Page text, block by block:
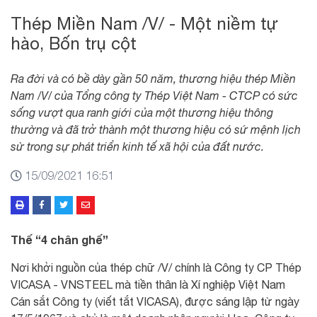
Thép Miền Nam /V/ - Một niềm tự
hào, Bốn trụ cột
Ra đời và có bề dày gần 50 năm, thương hiệu thép Miền
Nam /V/ của Tổng công ty Thép Việt Nam - CTCP có sức
sống vượt qua ranh giới của một thương hiệu thông
thường và đã trở thành một thương hiệu có sứ mệnh lịch
sử trong sự phát triển kinh tế xã hội của đất nước.
15/09/2021 16:51
Thế “4 chân ghế”
Nơi khởi nguồn của thép chữ /V/ chính là Công ty CP Thép
VICASA - VNSTEEL mà tiền thân là Xí nghiệp Việt Nam
Cán sắt Công ty (viết tắt VICASA), được sáng lập từ ngày